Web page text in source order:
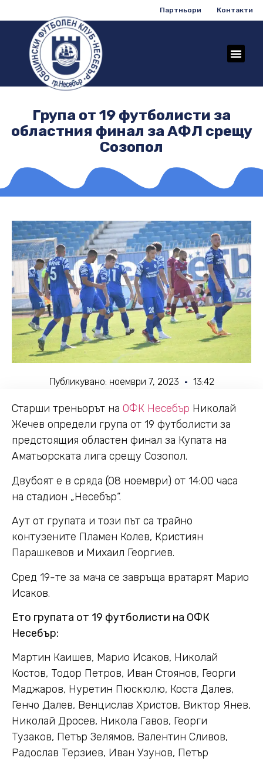
Партньори Контакти
Група от 19 футболисти за
областния финал за АФЛ срещу
Созопол
Публикувано: ноември 7, 2023 13:42
Старши треньорът на ОФК Несебър Николай
Жечев определи група от 19 футболисти за
предстоящия областен финал за Купата на
Аматьорската лига срещу Созопол.
Двубоят е в сряда (08 ноември) от 14:00 часа
на стадион „Несебър“.
Аут от групата и този път са трайно
контузените Пламен Колев, Кристиян
Парашкевов и Михаил Георгиев.
Сред 19-те за мача се завръща вратарят Марио
Исаков.
Ето групата от 19 футболисти на ОФК
Несебър:
Мартин Каишев, Марио Исаков, Николай
Костов, Тодор Петров, Иван Стоянов, Георги
Маджаров, Нуретин Пюскюлю, Коста Далев,
Генчо Далев, Венцислав Христов, Виктор Янев,
Николай Дросев, Никола Гавов, Георги
Тузаков, Петър Зелямов, Валентин Сливов,
Радослав Терзиев, Иван Узунов, Петър